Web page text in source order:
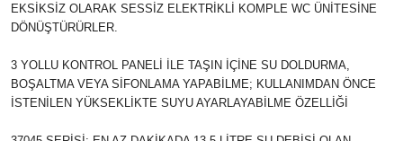
EKSİKSİZ OLARAK SESSİZ ELEKTRİKLİ KOMPLE WC ÜNİTESİNE
DÖNÜŞTÜRÜRLER.
3 YOLLU KONTROL PANELİ İLE TAŞIN İÇİNE SU DOLDURMA,
BOŞALTMA VEYA SİFONLAMA YAPABİLME; KULLANIMDAN ÖNCE
İSTENİLEN YÜKSEKLİKTE SUYU AYARLAYABİLME ÖZELLİĞİ